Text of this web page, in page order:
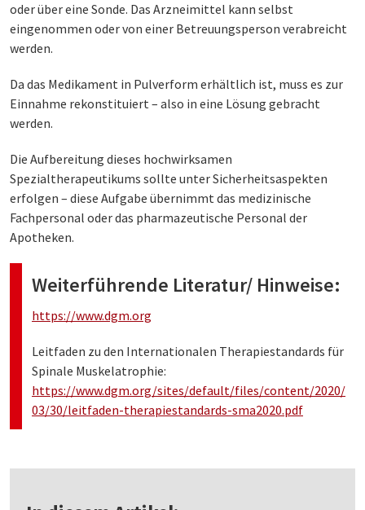
oder über eine Sonde. Das Arzneimittel kann selbst
eingenommen oder von einer Betreuungsperson verabreicht
werden.
Da das Medikament in Pulverform erhältlich ist, muss es zur
Einnahme rekonstituiert – also in eine Lösung gebracht
werden.
Die Aufbereitung dieses hochwirksamen
Spezialtherapeutikums sollte unter Sicherheitsaspekten
erfolgen – diese Aufgabe übernimmt das medizinische
Fachpersonal oder das pharmazeutische Personal der
Apotheken.
Weiterführende Literatur/ Hinweise:
https://www.dgm.org
Leitfaden zu den Internationalen Therapiestandards für
Spinale Muskelatrophie:
https://www.dgm.org/sites/default/files/content/2020/
03/30/leitfaden-therapiestandards-sma2020.pdf